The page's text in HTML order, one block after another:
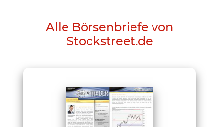
Alle Börsenbriefe von
Stockstreet.de